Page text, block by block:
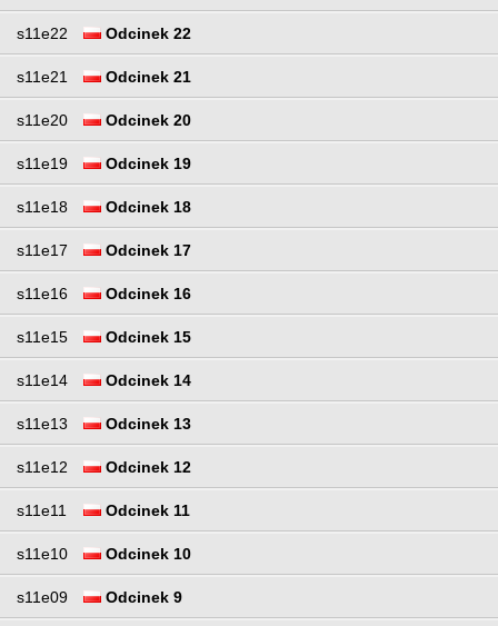
s11e22 Odcinek 22
s11e21 Odcinek 21
s11e20 Odcinek 20
s11e19 Odcinek 19
s11e18 Odcinek 18
s11e17 Odcinek 17
s11e16 Odcinek 16
s11e15 Odcinek 15
s11e14 Odcinek 14
s11e13 Odcinek 13
s11e12 Odcinek 12
s11e11 Odcinek 11
s11e10 Odcinek 10
s11e09 Odcinek 9